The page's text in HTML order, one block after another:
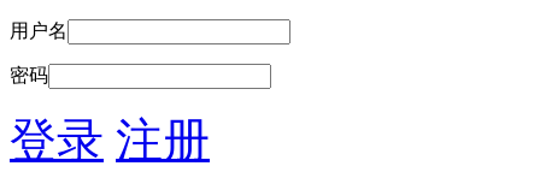
用户名
密码
登录 注册